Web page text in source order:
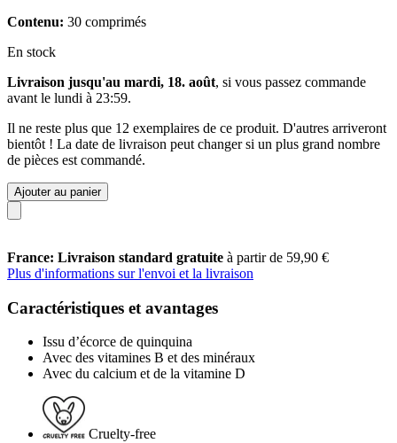
Contenu: 30 comprimés
En stock
Livraison jusqu'au mardi, 18. août, si vous passez commande
avant le lundi à 23:59.
Il ne reste plus que 12 exemplaires de ce produit. D'autres arriveront
bientôt ! La date de livraison peut changer si un plus grand nombre
de pièces est commandé.
Ajouter au panier
France: Livraison standard gratuite à partir de 59,90 €
Plus d'informations sur l'envoi et la livraison
Caractéristiques et avantages
Issu d’écorce de quinquina
Avec des vitamines B et des minéraux
Avec du calcium et de la vitamine D
Cruelty-free